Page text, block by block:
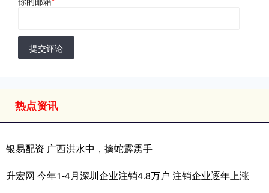
提交评论
热点资讯
银易配资 广西洪水中，擒蛇霹雳手
升宏网 今年1-4月深圳企业注销4.8万户 注销企业逐年上涨